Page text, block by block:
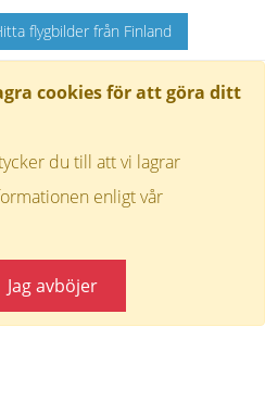
cookies för att göra ditt
du till att vi lagrar
enligt vår
Jag avböjer
flygbilder från Finland